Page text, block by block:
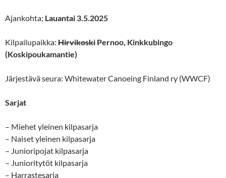
Ajankohta: Lauantai 3.5.2025
Kilpailupaikka: Hirvikoski Pernoo, Kinkkubingo
(Koskipoukamantie)
Järjestävä seura: Whitewater Canoeing Finland ry (WWCF)
Sarjat
– Miehet yleinen kilpasarja
– Naiset yleinen kilpasarja
– Junioripojat kilpasarja
– Junioritytöt kilpasarja
– Harrastesarja